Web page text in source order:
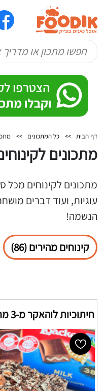
דף הבית >> כל המתכונים >>
מתכונים
מתכונים לקינוחים מכל
עוגיות, ועוד דברים
הנשמה!
קינוחים מהירים (86)
חיתוכיות לוהאקר מ-3 מרכיבים